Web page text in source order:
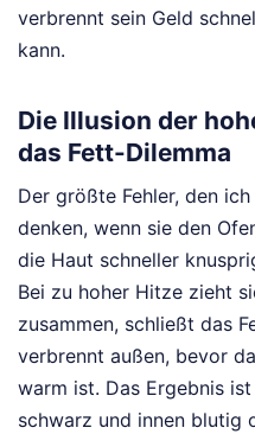
verbrennt sein Geld
kann.
Die Illusion der
das Fett-Dilemma
Der größte Fehler, den
denken, wenn sie den
die Haut schneller
Bei zu hoher Hitze zieht
zusammen, schließt das
verbrennt außen, bevor
warm ist. Das Ergebnis
schwarz und innen blutig